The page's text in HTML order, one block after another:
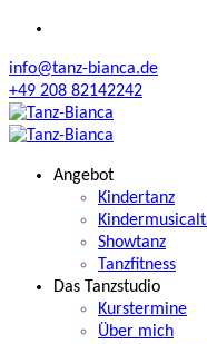
Zum
springen
info@tanz-bianca.de
+49 208 82142242
Angebot
Kindertanz
Showtanz
Tanzfitness
Das Tanzstudio
Kurstermine
Über mich